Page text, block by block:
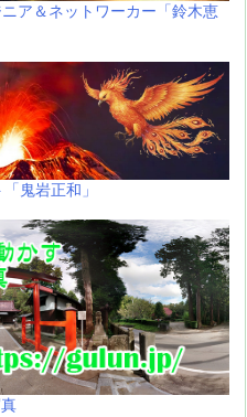
ア＆ネットワーカー「鈴木恵
鬼岩正和」